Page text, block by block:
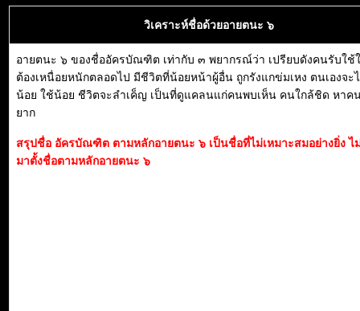
วิเคราะห์ชื่อด้วยอายตนะ ๖
อายตนะ ๖ ของชื่ออัครบัณฑิต เท่ากับ ๓ พยากรณ์ว่า เปรียบดังคนรับใช้
ต้องเหนื่อยหนักตลอดไป มีชีวิตที่น้อยหน้าผู้อื่น ถูกรังแกข่มเหง ตนเองจะ
น้อย ใช้น้อย ชีวิตจะลำเค็ญ เป็นที่ดูแคลนแก่คนพบเห็น คนใกล้ชิด หาค
ยาก
สรุปชื่อ อัครบัณฑิต ตามหลักอายตนะ ๖ เป็นชื่อที่ไม่เหมาะสมอย่างยิ่ง ไ
มาตั้งชื่อตามหลักอายตนะ ๖